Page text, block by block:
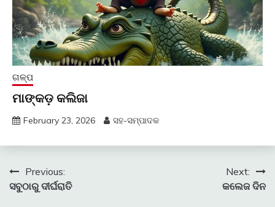
ଗଳ୍ପ
ମାଙ୍କଡ଼ କଲିଜା
February 23, 2026 ସହ-ସମ୍ପାଦକ
Post
navigation
Previous:
ସବୁଠାରୁ ଦୀର୍ଘରାତି
Next:
କଲେଜ ଦିନ